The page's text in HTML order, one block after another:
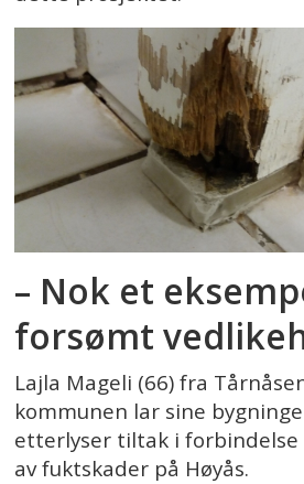
– Nok et
forsømt
Lajla Mageli (66) fra
kommunen lar sine
etterlyser tiltak i
av fuktskader på Høyås.